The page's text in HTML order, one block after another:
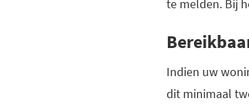
te melden. Bij
Indien uw
dit minimaal